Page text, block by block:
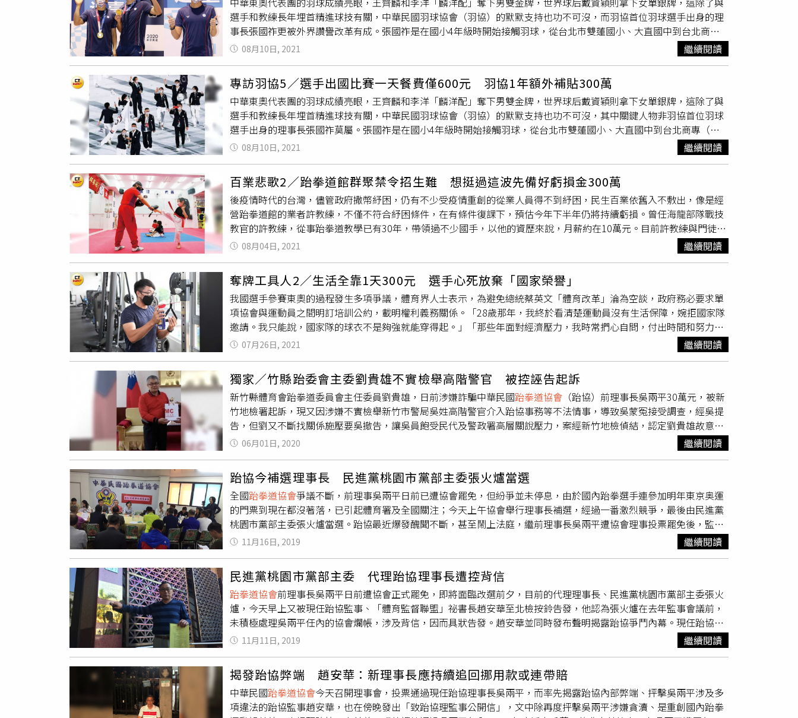
手創造更多有利條件是議員與市政府部門持續共同努力的方向。贊助商巨一科技董事長廖偉釧也被姐妹倆的努力感動，
表示自己看到這對姊妹平常的努力，也看到她們想為國爭光的渴望，希望能盡棉薄之力讓台灣選手出國站上頒獎台，也
顯示了台灣企業其實可以做得更多。回國之後，江家這對姊妹還要繼續備戰三月中的全中運，目前已經全國二連霸的姐
姐江宜珊，今年將要挑戰她的第三金。去年剛拿下全國青少年錦標賽金牌與世界少年盃國手的妹妹江宜璇，也將挑戰她
的全中運第一金。兩位女將的父親江亘松表示，運動員的培養是一條很漫長的路，尤其是要走向國際，但是有企業、校
園、議員、政府當後盾，選手的努力將會更容易轉換為一面又一面的獎牌。
選手和教練長年埋首精進球技有關，中華民國羽球協會（羽協）的默默支持也功不可沒，而羽協首位羽球選手出身的理
事長張國祚更被外界讚譽改革有成。張國祚是在國小4年級時開始接觸羽球，從台北市雙蓮國小、大直國中到台北商專
（現為台北商業大學），一直都是校隊成員，後來他雖投入商場，仍持續參加業餘羽球隊。看到兒子學跆拳道的滿腔熱
副理事長，後來在羽球界同儕勸進下，決定轉戰參選羽協
理事長。當年參選時，張國祚憑藉一股改革熱忱，頻頻親赴各縣市向選手和教練說明自己的理念與政見，最終成為黑
馬。當上羽協理事長半年後，他信守「《國民體育法》修法後就改選」的承諾，並成功續任理事長，同時戴資穎也當選
成為運動員理事。事實上，各個單項協會以往均由「資深」理事把持，沒有現任運動員參與，修正後的《國民體育法》
第39條規定，現任或曾任國家代表隊之運動選手理事，不得少於全體理事總額1/5。張國祚找了戴資穎和周天成等一線
選手參選，戴資穎順利出線成為首位運動員理事，新人新局令外界耳目一新。東奧期間，台灣不分黨派和族群，都一起
為選手們加油，戴資穎等選手奮戰不懈的精神，讓台灣人看了很揪心，也深化國人對羽球的信心。台灣近2年來，羽球
運動人口急速增長至300多萬人，是單項運動中參與人口最多的。張國祚表示，選手在東奧寫下歷史最佳成績的時間
點，對於改善羽球環境至關重要，他籲請政府強化軟硬體設備，挹注更多資源在青少年身上，讓羽球躋身「新國球」，
並發展「羽球外交」，讓世界看見台灣！
08月10日, 2021 繼續閱讀
專訪羽協5／選手出國比賽一天餐費僅600元 羽協1年額外補貼300萬
中華東奧代表團的羽球成績亮眼，王齊麟和李洋「麟洋配」奪下男雙金牌，世界球后戴資穎則拿下女單銀牌，這除了與
選手和教練長年埋首精進球技有關，中華民國羽球協會（羽協）的默默支持也功不可沒，其中關鍵人物非羽協首位羽球
選手出身的理事長張國祚莫屬。張國祚是在國小4年級時開始接觸羽球，從台北市雙蓮國小、大直國中到台北商專（現
為台北商業大學），一直都是校隊成員，後來他雖投入商場，仍持續參加業餘羽球隊。看到兩個兒子學跆拳道的滿腔熱
副理事長，後來在羽球界同儕勸進下，決定轉戰參選羽協
理事長。張國祚（以下簡稱「張」）接受本刊專訪（以下簡稱「記」），談起對羽協與羽球的未來期許，期盼能夠替台
灣羽球界注入新能量，讓台灣羽球在國際上持續發光發熱。記：總統蔡英文非常關心台灣羽球發展，羽協希望政府扮演
何種角色？張：今年2月，蔡總統除了在府內表揚「2020年世界羽球聯盟年終總決賽」的得獎選手，也特別鼓勵即將參
加東奧的選手們。當時立下約定，選手們打出成績後，再來見一次總統，這個目標如今也實現了。當時我們曾向蔡總統
報告羽球發展現況，以及下一階段目標，包括爭取國際級場館、賽事，要讓台灣成為亞洲羽球發展中心，進而讓羽球扮
演體育外交的重要角色。雖然政府近年投入體育的預算倍增，但我仍要懇切呼籲，預算分配上必須適當調整。對於表現
好的協會，在軟硬體設備和青少年國手培育等方面，政府應該多鼓勵和幫助，若一味齊頭式看待各協會，反而會讓做愈
多、選手表現愈好的協會，負擔更重、更辛苦。此外，時下國手出國比賽的機票、飯店補助算是比較足夠，但選手膳食
費仍有改進空間。目前選手一天3餐最多只能申請20美元（約新台幣560元），這項補助在歐美國家比賽是不夠的，因此
各協會都得另外自籌，例如羽協增加到一天40美元。國手代表國家到各地征戰，除了交通住宿，選手飲食營養也必須被
重視，前年選手出國比賽爭取積分，羽協自己找預算，額外補助選手膳食費高達3百萬元。希望政府未來審核膳食補
助，可以不囿於傳統公務補助標準。《國民體育法》催化正向循環《國民體育法》修法後，雖有部分仍須細膩處理，但
各個單項運動協會「服務選手至上」的定位，已經更加清楚，體育改革成效也漸漸彰顯，在在強化保護選手權益的力
道。 在《國民體育法》加持和政府協助下，各個單項運動協會為選手爭取更多權益和福利，讓選手專注在比賽訓練上，
打出好成績獲得社會認同後，各方自然願意加倍付出讓體育環境愈來愈好，形成正向循環。張國祚也同意，台灣羽球界
能蓬勃發展，絕對是大家一起努力的成果，羽協只是其中一個角色。
08月10日, 2021 繼續閱讀
百業悲歌2／跆拳道館群聚禁令招生難 想挺過這波先備好虧損金300萬
後疫情時代的台灣，儘管政府撒幣紓困，仍有不少受疫情重創的從業人員得不到紓困，民生百業依舊入不敷出，像是經
營跆拳道館的業者許教練，不僅不符合紓困條件，在有條件復課下，預估今年下半年仍將持續虧損。曾任海龍部隊戰技
教官的許教練，從事跆拳道教學已有30年，帶領過不少國手，以他的資歷來說，月薪約在10萬元。目前許教練與門徒共
同經營4個跆拳道分館，疫情爆發後根本賺不到錢，只能吃老本。「降級不解封」首日傍晚，許教練在台北市的分館
內，忙著替4個國小低年級的小朋友量額溫、噴酒精，小朋友們隨即開心地蹦蹦跳跳，在家裡悶了2個多月，總算能夠動
動筋骨。為了做好防疫措施，每個進入道館的孩子，都要先接受量體溫。（圖／王永泰攝）然而，許教練心裡明白，雖
然可以復課，但仍是零收入。「原本1個班約15至20人，根據中央人數降載的規定，現在得控制在5人以內，這個分館原
有60個學生，目前僅有20個學生復課。」許教練說，家長擔心染疫風險，加上小朋友無法打疫苗，招生實在不容易，他
們採預收學費制，這2個月舊生課程仍在消化，新生也進不來，零收入還會持續一段時間。三級警戒期間，由於無法負
擔薪水，這4間道館已辭去4個教練。「我們道館隸屬於跆拳道協會，沒有營利事業登記證，所以無法申請補貼，預計今
年底前，4個分館會虧損將近300萬元，損失慘重！」許教練說，不過他依然決定咬牙苦撐。許教練無奈地說，三級警戒
08月04日, 2021 繼續閱讀
奪牌工具人2／生活全靠1天300元 選手心死放棄「國家榮譽」
我國選手參賽東奧的過程發生多項爭議，體育界人士表示，為避免總統蔡英文「體育改革」淪為空談，政府務必要求單
項協會與運動員之間明訂培訓公約，載明權利義務關係。「28歲那年，我終於看清楚運動員沒有生活保障，婉拒國家隊
邀請。我只能說，國家隊的球衣不是夠強就能穿得起。」「那些年面對經濟壓力，我時常捫心自問，付出時間和努力是
為了什麼？」幾經思索後，前橄欖球國手阿秉決定放下空泛的「國家榮譽」，選擇乖乖上班。阿秉當年受到的國手待
遇，和這次的「戴資穎經濟艙事件」，在在凸顯台灣的體育環境是何等荒唐。「主要歸咎於體育署的不作為！」中華民
國足球協會副祕書長焦佳弘說，民進黨前立委林靜儀面對此事件竟推稱「蔡總統管不到」，事實上，2017年《國民體育
法》大翻修後，即授予體育署監督、考核與輔導各單項協會的法源依據，還增補一些細則，「現行的政府權力已足以保
障選手，重點是要透過『明文』規範政府、協會和運動員三方的權利義務關係。國家對於運動員應該做到什麼程度的最
低保障？如何導入雙方契約架構中？」有別於美國各單項協會經費來自對外募款，台灣單項協會資源大多是政府挹注，
因此部分協會理事長由政治人物擔任，例如足協理事長是民進黨大老邱義仁、 跆拳道協會理事長為民進黨桃園市黨部主
委張火爐、現代五項運動協會理事長是前立委吳育昇。根據《國體法》規定，協會負責業務涵蓋運動教練、選手遴選制
度和培訓計畫，以及舉辦競賽、建立年度運動競賽季節制度，並負責國際體育交流活動等，更重要的是，選手代表台灣
出國比賽必須透過協會，因此選手職涯幾乎與協會脫離不了關係。
07月26日, 2021 繼續閱讀
獨家／竹縣跆委會主委劉貴雄不實檢舉高階警官 被控誣告起訴
新竹縣體育會跆拳道委員會主任委員劉貴雄，日前涉嫌詐騙中華民國跆拳道協會 （跆協）前理事長吳兩平30萬元，被新
竹地檢署起訴，現又因涉嫌不實檢舉新竹市警局吳姓高階警官介入跆協事務等不法情事，導致吳蒙冤接受調查，經吳提
告，但劉又不斷找關係施壓要吳撤告，讓吳員飽受民代及警政署高層關說壓力，案經新竹地檢偵結，認定劉貴雄故意陷
害，現依誣告罪嫌將劉起訴。劉貴雄被控於2018年間以替新竹縣長候選人楊文科招募政治獻金為由，向跆協理事長吳兩
平詐騙30萬元，事後吳兩平因沒有拿到抵稅收據而向縣府查詢，全案才爆發，新竹地檢署日前依詐欺取財罪嫌將劉貴雄
提起公訴。至於新竹市警局吳姓高階警官提告劉貴雄誣告案，根據起訴書指出，劉於2019年10月4日具名向新竹市警局
提出檢舉，虛構事實誣指吳員以高階警官身份干涉跆協行政事務、恐嚇及施壓跆協的理事不得支持「跆協理事長吳兩平
罷免案、向新竹縣體育會理事長施壓要求撤換主委劉貴雄、製作跆協公文及官網聲明等4項不法情事。由於劉貴雄的檢
舉函導致吳員接受新竹市警局督察科調查，後因查無具體實證而簽結，但吳員期間備受非議及面臨可能遭受懲戒處分的
心理壓力，甚至已影響升遷，因此吳員具狀提告劉貴雄誣告。根據了解，劉貴雄因自知不實檢舉的事證明確，恐遭檢方
起訴，因此他被吳員提告後，一方面尋求民代及警政署高層施壓，一方面尋求跆協現任理事長，也是民進黨桃園市黨部
已對吳員工作及生活造成極大困擾，因此吳員曾具狀將他所受到各方壓力的情況呈報檢方，希望檢察官告誡劉貴雄勿再
對他騷擾。檢方調查時，劉貴雄坦承檢舉行為，但辯稱「是聽說的」，「可能是我用詞不當」等語，但不被檢方採信，
全案偵結後依誣告罪嫌將劉提起公訴。
06月01日, 2020 繼續閱讀
跆協今補選理事長 民進黨桃園市黨部主委張火爐當選
全國跆拳道協會爭議不斷，前理事吳兩平日前已遭協會罷免，但紛爭並未停息，由於國內跆拳選手連參加明年東京奥運
的門票到現在都沒著落，已引起體育署及全國關注；今天上午協會舉行理事長補選，經過一番激烈競爭，最後由民進黨
桃園市黨部主委張火爐當選。跆協最近爆發醜聞不斷，甚至鬧上法庭，繼前理事長吳兩平遭協會理事投票罷免後，監事
趙安華日前質疑前理事長吳兩平未依職責涉嫌挪用協會款項，他到台北地檢署也同時告發代理理事長張火爐涉嫌背信
11月16日, 2019 繼續閱讀
民進黨桃園市黨部主委 代理跆協理事長遭控背信
跆拳道協會前理事長吳兩平日前遭協會正式罷免，即將面臨改選前夕，目前的代理理事長、民進黨桃園市黨部主委張火
爐，今天早上又被現任跆協監事、「體育監督聯盟」祕書長趙安華至北檢按鈴告發，他認為張火爐在去年監事會議前，
未積極處理吳兩平任內的協會爛帳，涉及背信，因而具狀告發。趙安華並同時發布聲明揭露跆協爭鬥內幕。現任跆協監
事、「體育監督聯盟」祕書長趙安華今早至北檢按鈴告發代理理事 長張火爐涉嫌背信。（圖／讀者提供）根據了解，中
今年10月26日召開理事會，與會理事投票通過罷免現任理事長吳兩平，創下首位奧亞運特定體育團體
理事長遭罷免成功事例，而副理事長張火爐11月8日帶領理、監事赴跆協辦公室接管，暫時代理理事長一職至16日選出
新任理事長止。趙安華表示，去年6月跆協在召開臨時監事會議前，他掌握吳兩平上任半年，讓跆協透支千餘萬元，帳
目不清的事證，認為吳及余姓祕書長應分別賠償跆協900萬、200萬元，並自行辭職下台，張火爐邀他及吳、余等人共同
商議處理事宜。其中余願賠償溢領10萬差旅費並辭職，但張火爐表示不用賠，吳則否認並不願辭職。趙安華稱，張當場
11月11日, 2019 繼續閱讀
揭發跆協弊端 趙安華：新理事長應持續追回挪用款或連帶賠
中華民國跆拳道協會今天召開理事會，投票通過現任跆協理事長吳兩平，而率先揭露跆協內部弊端、抨擊吳兩平涉及多
項違法的跆協監事趙安華，也在傍晚發出「致跆協理監事公開信」，文中除再度抨擊吳兩平涉嫌貪瀆、是重創國內跆拳